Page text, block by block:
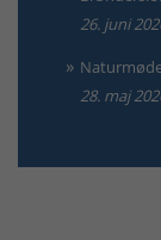
26. juni
28. maj